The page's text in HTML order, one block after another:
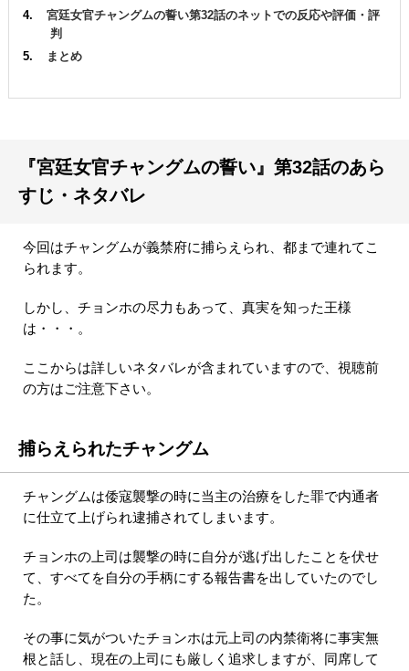
宮廷女官チャングムの誓い第32話のネットでの反応や評価・評
判
まとめ
『宮廷女官チャングムの誓い』第32話のあら
すじ・ネタバレ
今回はチャングムが義禁府に捕らえられ、都まで連れてこ
られます。
しかし、チョンホの尽力もあって、真実を知った王様
は・・・。
ここからは詳しいネタバレが含まれていますので、視聴前
の方はご注意下さい。
捕らえられたチャングム
チャングムは倭寇襲撃の時に当主の治療をした罪で内通者
に仕立て上げられ逮捕されてしまいます。
チョンホの上司は襲撃の時に自分が逃げ出したことを伏せ
て、すべてを自分の手柄にする報告書を出していたのでし
た。
その事に気がついたチョンホは元上司の内禁衛将に事実無
根と話し、現在の上司にも厳しく追求しますが、同席して